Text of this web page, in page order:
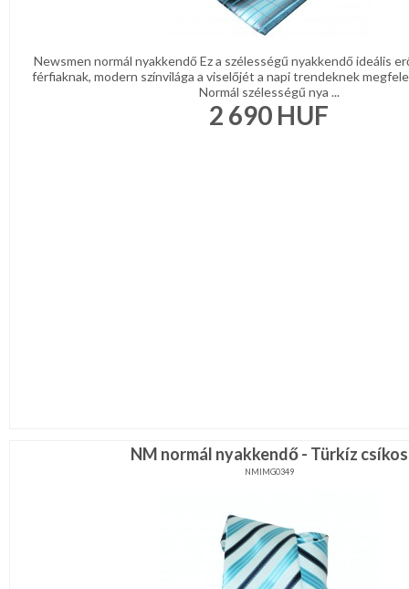
Newsmen normál nyakkendő Ez a szélességű nyakkendő ideális
férfiaknak, modern színvilága a viselőjét a napi trendeknek
Normál szélességű nya ...
2 690 HUF
NM normál nyakkendő - Türkíz csíkos
NMIMG0349